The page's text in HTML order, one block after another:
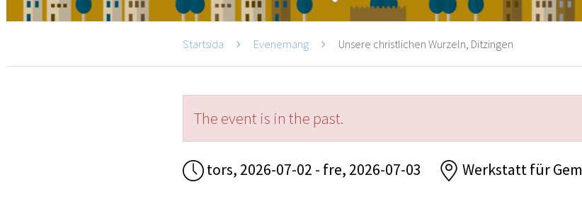
Startsida Evenemang Unsere christlichen Wurzeln, Ditzingen
The event is in the past.
tors, 2026-07-02 - fre, 2026-07-03 Werkstatt für